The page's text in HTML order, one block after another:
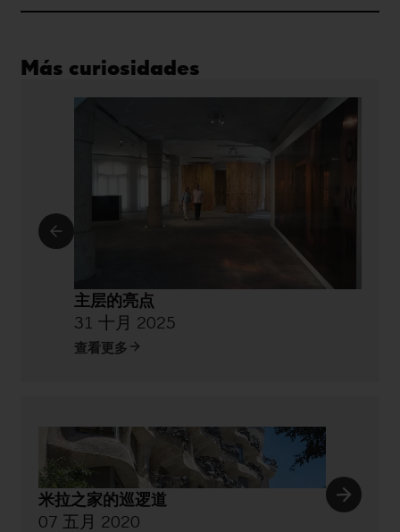
Más curiosidades
主层的亮点
31 十月 2025
查看更多
米拉之家的巡逻道
07 五月 2020